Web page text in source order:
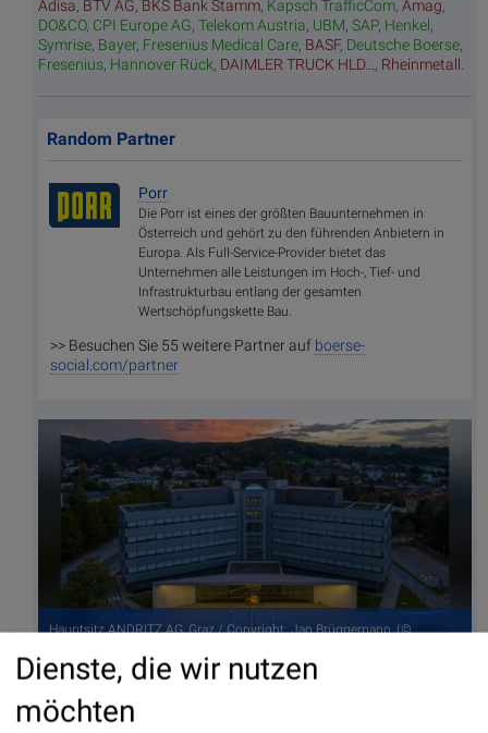
Adisa, BTV AG, BKS Bank Stamm, Kapsch TrafficCom, Amag,
DO&CO, CPI Europe AG, Telekom Austria, UBM, SAP, Henkel,
Symrise, Bayer, Fresenius Medical Care, BASF, Deutsche Boerse,
Fresenius, Hannover Rück, DAIMLER TRUCK HLD... , Rheinmetall
Random Partner
Porr
Die Porr ist eines der größten Bauunternehmen in
Österreich und gehört zu den führenden Anbietern in
Europa. Als Full-Service-Provider bietet das
Unternehmen alle Leistungen im Hoch-, Tief- und
Infrastrukturbau entlang der gesamten
Wertschöpfungskette Bau.
>> Besuchen Sie 55 weitere Partner auf boerse-
social.com/partner
Hauptsitz ANDRITZ AG, Graz / Copyright: Jan Brüggemann, (©
Autor
Dienste, die wir nutzen
möchten